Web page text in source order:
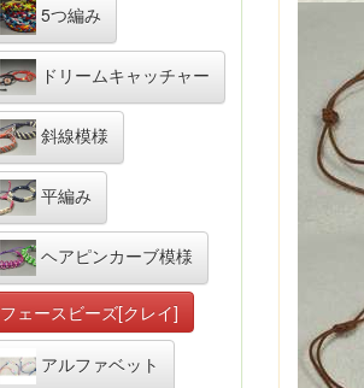
5つ編み
ドリームキャッチャー
斜線模様
平編み
ヘアピンカーブ模様
フェースビーズ[クレイ]
アルファベット